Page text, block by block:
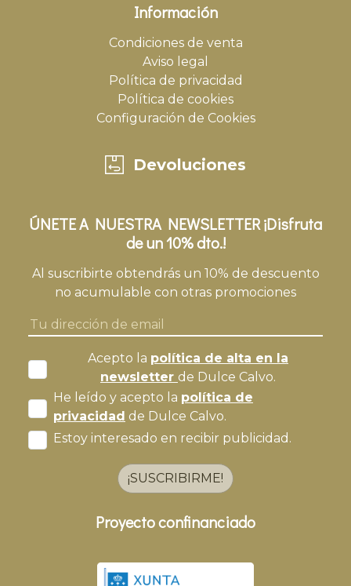
Información
Condiciones de venta
Aviso legal
Política de privacidad
Política de cookies
Configuración de Cookies
Devoluciones
ÚNETE A NUESTRA NEWSLETTER ¡Disfruta
de un 10% dto.!
Al suscribirte obtendrás un 10% de descuento
no acumulable con otras promociones
Acepto la política de alta en la
newsletter de Dulce Calvo.
He leído y acepto la política de
privacidad de Dulce Calvo.
Estoy interesado en recibir publicidad.
¡SUSCRIBIRME!
Proyecto confinanciado